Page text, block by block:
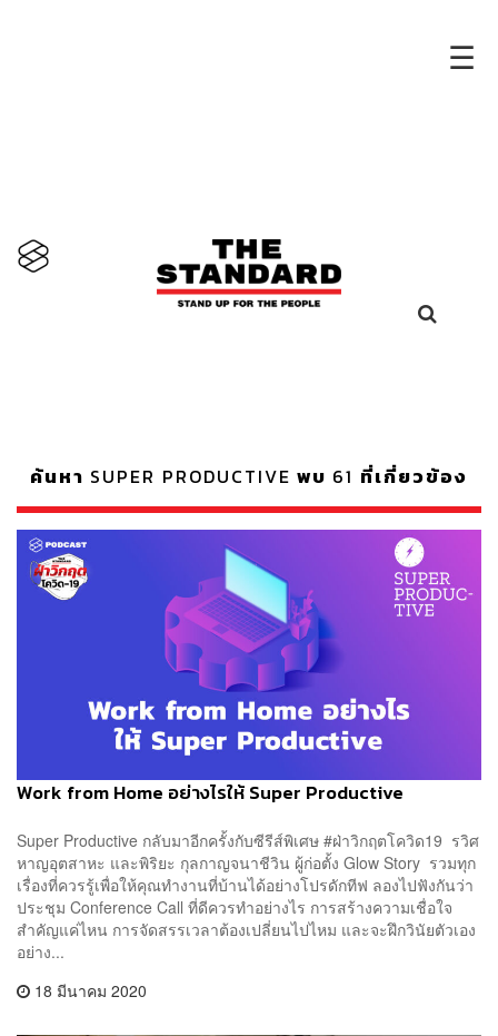
☰
ค้นหา SUPER PRODUCTIVE พบ 61 ที่เกี่ยวข้อง
Work from Home อย่างไรให้ Super Productive
Super Productive กลับมาอีกครั้งกับซีรีส์พิเศษ #ฝ่าวิกฤตโควิด19 รวิศ
หาญอุตสาหะ และพิริยะ กุลกาญจนาชีวิน ผู้ก่อตั้ง Glow Story รวมทุก
เรื่องที่ควรรู้เพื่อให้คุณทำงานที่บ้านได้อย่างโปรดักทีฟ ลองไปฟังกันว่า
ประชุม Conference Call ที่ดีควรทำอย่างไร การสร้างความเชื่อใจ
สำคัญแค่ไหน การจัดสรรเวลาต้องเปลี่ยนไปไหม และจะฝึกวินัยตัวเอง
อย่าง...
18 มีนาคม 2020